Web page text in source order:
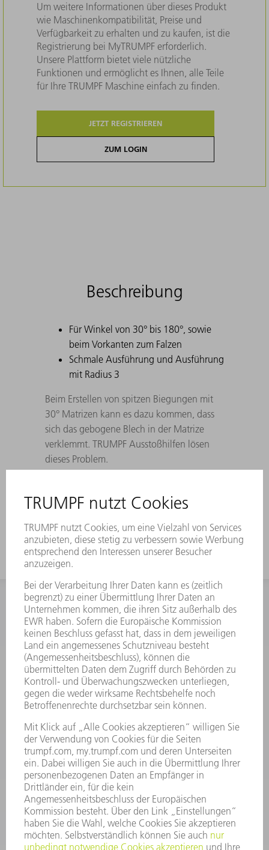
Um weitere Informationen über dieses Produkt
wie Maschinenkompatibilität, Preise und
Verfügbarkeit zu erhalten und zu kaufen, ist die
Registrierung bei MyTRUMPF erforderlich.
Unsere Plattform bietet viele nützliche
Funktionen und ermöglicht es Ihnen, alle Teile
für Ihre TRUMPF Maschine einfach zu finden.
JETZT REGISTRIEREN
ZUM LOGIN
Beschreibung
Für Winkel von 30° bis 180°, sowie
beim Vorkanten zum Falzen
Schmale Ausführung und Ausführung
mit Radius 3
Beim Erstellen von spitzen Biegungen mit
30° Matrizen kann es dazu kommen, dass
sich das gebogene Blech in der Matrize
verklemmt. TRUMPF Ausstoßhilfen lösen
dieses Problem.
bei Oberwerkzeugen. Die Hornwerkzeuge
INFORMATION
Häufig gestellte Fragen
Allgemeine Geschäftsbedingungen
KONTAKT
Kundenbetreuung TRUMPF Werkzeugmaschinen
+49 7156 303 33222
Mo - Fr: 07:30 - 17:30 Uhr
Erweiterte Rufbereitschaft per Service App Mo - Fr:
06:30 - 20.00 Uhr Sa: 07:00 - 12:00 Uhr
Kundenbetreuung@trumpf.com
KONTAKT
Service TRUMPF Lasertechnik
+49 7156 303 37444
Mo - Fr: 07:30 - 18:00 Uhr
Additive Manufacturing 07:30 - 17:30 Uhr
spareparts.tld@trumpf.com